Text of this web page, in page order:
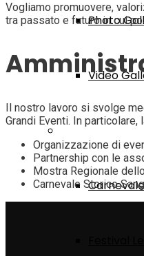
Photo
Video
Grandi Eventi
Vogliamo promuovere,
tra passato e futuro in cui
Il nostro lavoro si svolge
Grandi Eventi. In
Organizzazione di
Partnership con le
Mostra Regionale
Carnevale Storico